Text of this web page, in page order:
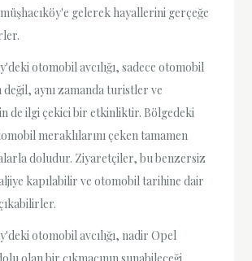
gelerek hayallerini gerçeğe
otomobil avcılığı, sadece otomobil
aynı zamanda turistler ve
de ilgi çekici bir etkinliktir. Bölgedeki
meraklılarını çeken tamamen
doludur. Ziyaretçiler, bu benzersiz
kapılabilir ve otomobil tarihine dair
otomobil avcılığı, nadir Opel